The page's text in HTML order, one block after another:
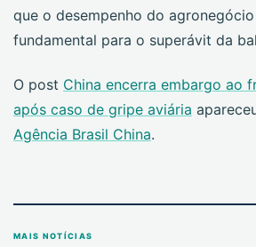
que o desempenho do
fundamental para o superávit da
O post China encerra embargo ao
após caso de gripe aviária
Agência Brasil China.
MAIS NOTÍCIAS